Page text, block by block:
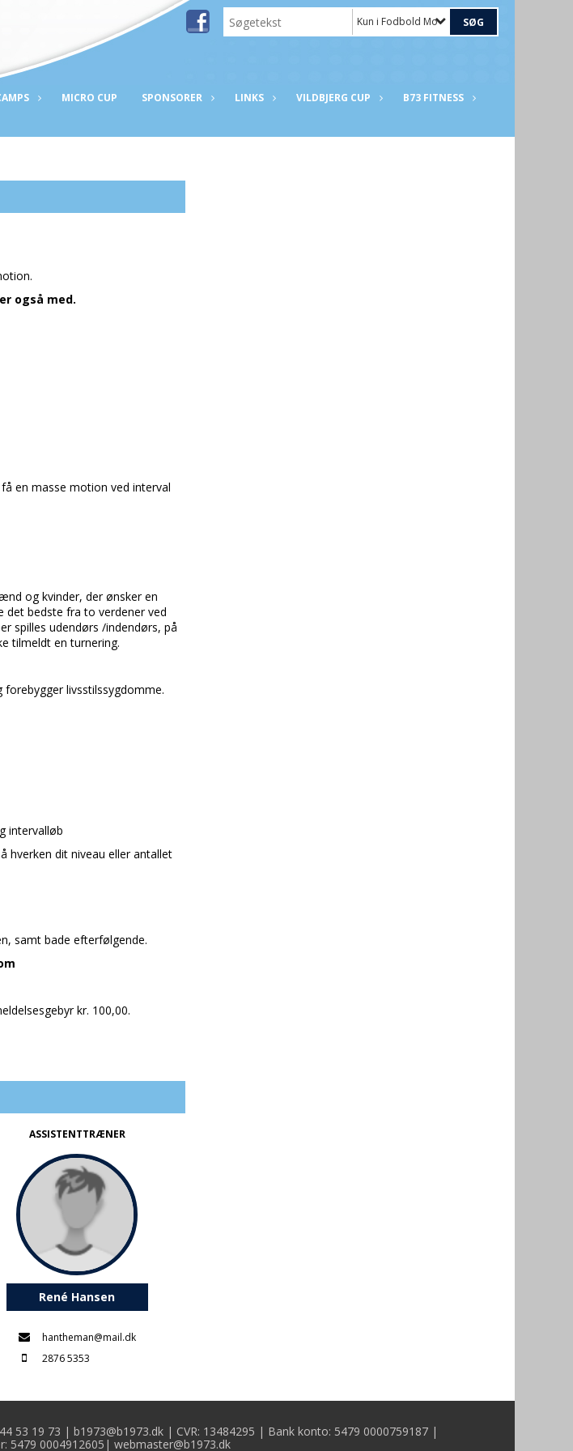
Kun i Fodbold Motion
MICRO CUP SPONSORER LINKS VILDBJERG CUP
B73 FITNESS
også med.
en masse motion ved interval
og kvinder, der ønsker en
bedste fra to verdener ved
spilles udendørs /indendørs, på
tilmeldt en turnering.
livsstilssygdomme.
intervalløb
hverken dit niveau eller antallet
samt bade efterfølgende.
kr. 100,00.
ASSISTENTTRÆNER
René Hansen
hantheman@mail.dk
2876 5353
53 19 73 | b1973@b1973.dk| CVR: 13484295 | Bank konto: 5479 0000759187 |
5479 0004912605 | webmaster@b1973.dk